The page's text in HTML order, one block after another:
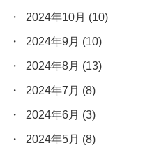
2024年10月 (10)
2024年9月 (10)
2024年8月 (13)
2024年7月 (8)
2024年6月 (3)
2024年5月 (8)